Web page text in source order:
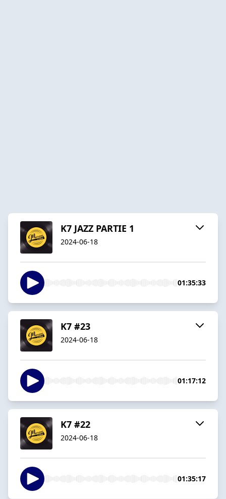
K7 JAZZ PARTIE 1
2024-06-18
01:35:33
K7 #23
2024-06-18
01:17:12
K7 #22
2024-06-18
01:35:17